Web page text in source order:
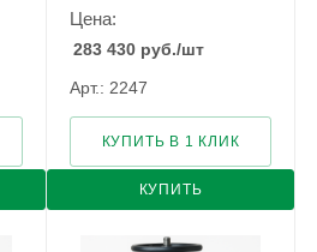
Цена:
283 430 руб./шт
Арт.: 2247
КУПИТЬ
КУПИТЬ В 1 КЛИК